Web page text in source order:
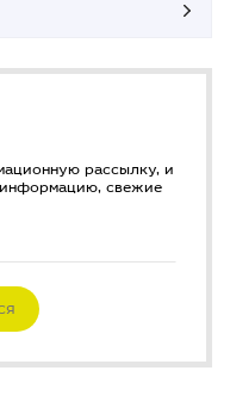
рассылку, и
свежие